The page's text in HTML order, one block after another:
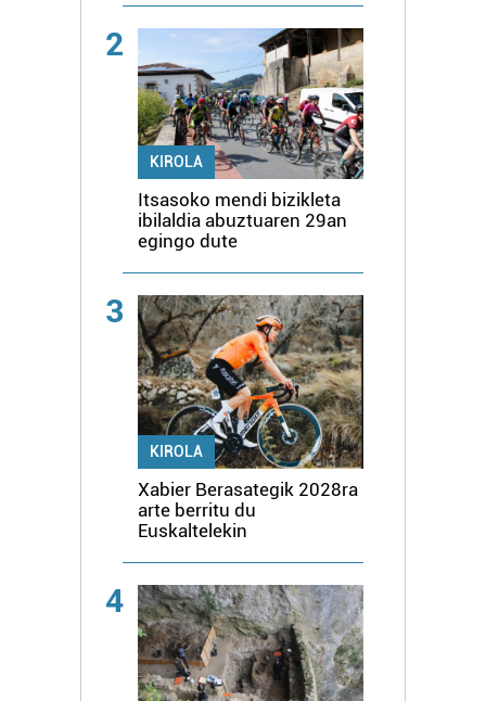
2
KIROLA
Itsasoko mendi bizikleta
ibilaldia abuztuaren 29an
egingo dute
3
KIROLA
Xabier Berasategik 2028ra
arte berritu du
Euskaltelekin
4